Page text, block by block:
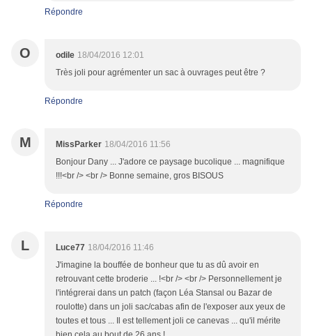
Répondre
O odile 18/04/2016 12:01
Très joli pour agrémenter un sac à ouvrages peut être ?
Répondre
M MissParker 18/04/2016 11:56
Bonjour Dany ... J'adore ce paysage bucolique ... magnifique
!!!<br /> <br /> Bonne semaine, gros BISOUS
Répondre
L Luce77 18/04/2016 11:46
J'imagine la bouffée de bonheur que tu as dû avoir en
retrouvant cette broderie ... !<br /> <br /> Personnellement je
l'intégrerai dans un patch (façon Léa Stansal ou Bazar de
roulotte) dans un joli sac/cabas afin de l'exposer aux yeux de
toutes et tous ... Il est tellement joli ce canevas ... qu'il mérite